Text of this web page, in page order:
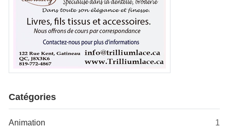
Catégories
Animation
1